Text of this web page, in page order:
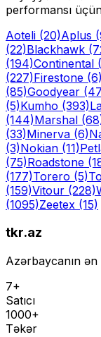
performansı
Aoteli (20)Aplus
(22)Blackhawk
(194)Continental
(227)Firestone (6)
(85)Goodyear
(5)Kumho (393)
(144)Marshal
(33)Minerva (6)
(3)Nokian (11)
(75)Roadstone
(177)Torero (5)
(159)Vitour (228)
(1095)Zeetex (15)
tkr.az
Azərbaycanın
7+
Satıcı
1000+
Təkər